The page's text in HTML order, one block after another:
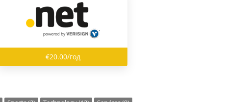
€20.00/год